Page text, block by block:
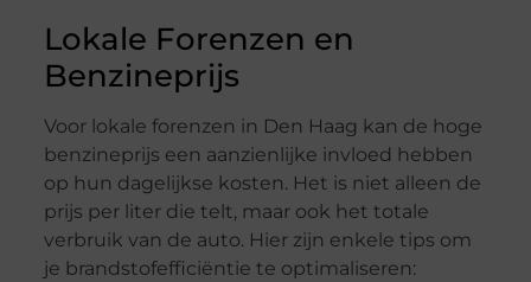
Lokale Forenzen en
Benzineprijs
Voor lokale forenzen in Den Haag kan de hoge
benzineprijs een aanzienlijke invloed hebben
op hun dagelijkse kosten. Het is niet alleen de
prijs per liter die telt, maar ook het totale
verbruik van de auto. Hier zijn enkele tips om
je brandstofefficiëntie te optimaliseren: